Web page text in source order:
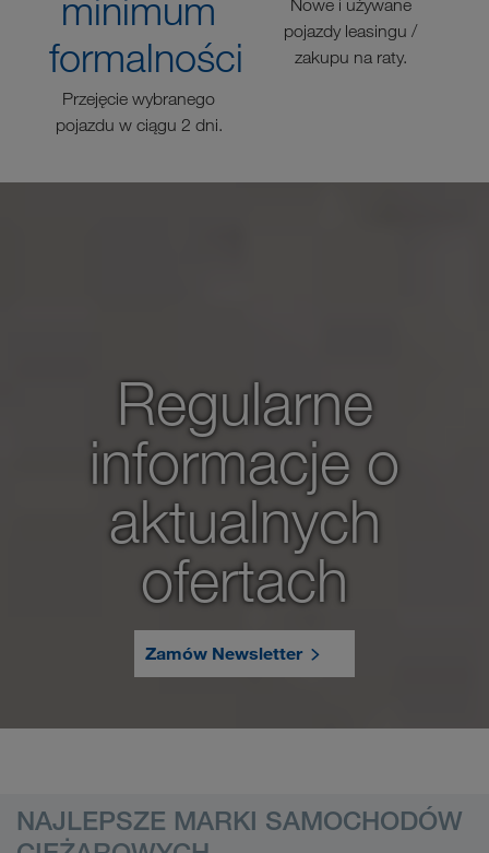
minimum
formalności
Przejęcie wybranego
pojazdu w ciągu 2 dni.
Nowe i używane
pojazdy leasingu /
zakupu na raty.
Regularne
informacje o
aktualnych
ofertach
Zamów Newsletter
NAJLEPSZE MARKI SAMOCHODÓW